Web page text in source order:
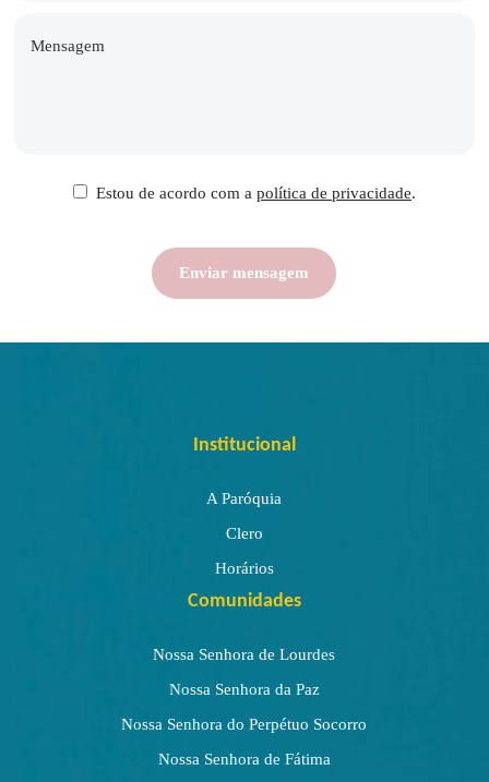
Estou de acordo com a política de privacidade.
Institucional
A Paróquia
Clero
Horários
Comunidades
Nossa Senhora de Lourdes
Nossa Senhora da Paz
Nossa Senhora do Perpétuo Socorro
Nossa Senhora de Fátima